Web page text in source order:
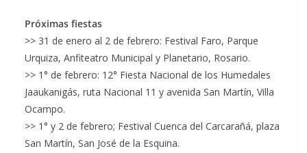
Próximas fiestas
>> 31 de enero al 2 de febrero: Festival Faro, Parque
Urquiza, Anfiteatro Municipal y Planetario, Rosario.
>> 1° de febrero: 12° Fiesta Nacional de los Humedales
Jaaukanigás, ruta Nacional 11 y avenida San Martín, Villa
Ocampo.
>> 1° y 2 de febrero; Festival Cuenca del Carcarañá, plaza
San Martín, San José de la Esquina.